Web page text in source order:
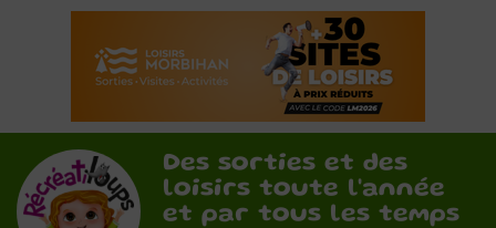
Des sorties et des
loisirs toute l'année
et par tous les temps